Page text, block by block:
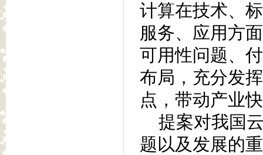
计算在技术、
服务、应用方
可用性问题、
布局，充分发
点，带动产业
提案对我国
题以及发展的